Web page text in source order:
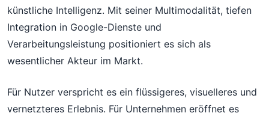
künstliche Intelligenz. Mit seiner Multimodalität, tiefen
Integration in Google-Dienste und
Verarbeitungsleistung positioniert es sich als
wesentlicher Akteur im Markt.
Für Nutzer verspricht es ein flüssigeres, visuelleres und
vernetzteres Erlebnis. Für Unternehmen eröffnet es